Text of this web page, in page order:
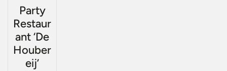
Party
Restaur
ant ‘De
Houber
eij’